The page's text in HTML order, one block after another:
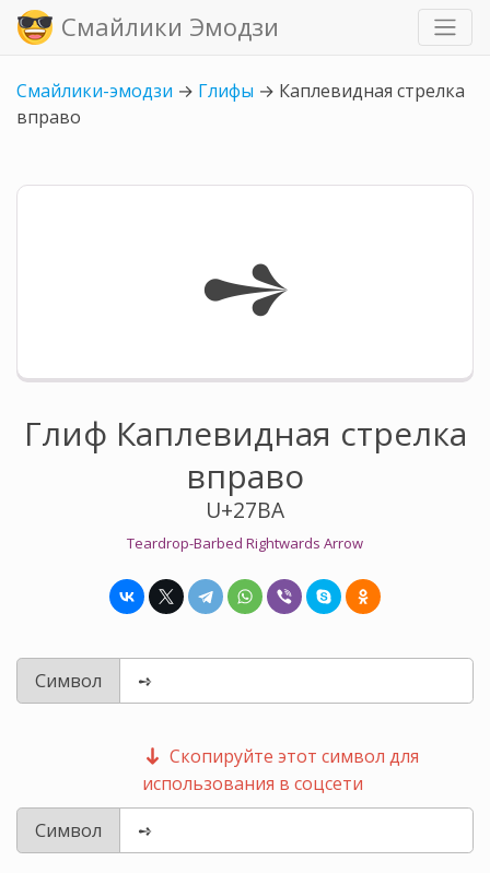
Смайлики Эмодзи
Смайлики-эмодзи → Глифы → Каплевидная стрелка
вправо
➺
Глиф Каплевидная стрелка
вправо
U+27BA
Teardrop-Barbed Rightwards Arrow
Символ
Скопируйте этот символ для
использования в соцсети
Символ